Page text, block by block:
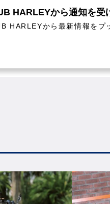
HARLEYから通知を受
HARLEYから最新情報をプ